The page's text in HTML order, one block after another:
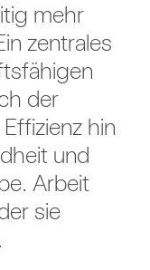
mehr
zentrales
der
hin
und
Arbeit
sie